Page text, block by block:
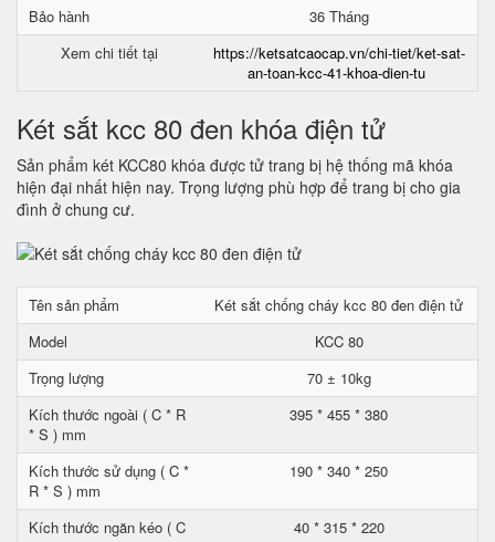
Bảo hành
36 Tháng
Xem chi tiết tại
https://ketsatcaocap.vn/chi-tiet/ket-sat-
an-toan-kcc-41-khoa-dien-tu
Két sắt kcc 80 đen khóa điện tử
Sản phẩm két KCC80 khóa được tử trang bị hệ thống mã khóa
hiện đại nhất hiện nay. Trọng lượng phù hợp để trang bị cho gia
đình ở chung cư.
Tên sản phẩm
Két sắt chống cháy kcc 80 đen điện tử
Model
KCC 80
Trọng lượng
70 ± 10kg
Kích thước ngoài ( C * R
* S ) mm
395 * 455 * 380
Kích thước sử dụng ( C *
R * S ) mm
190 * 340 * 250
Kích thước ngăn kéo ( C
40 * 315 * 220